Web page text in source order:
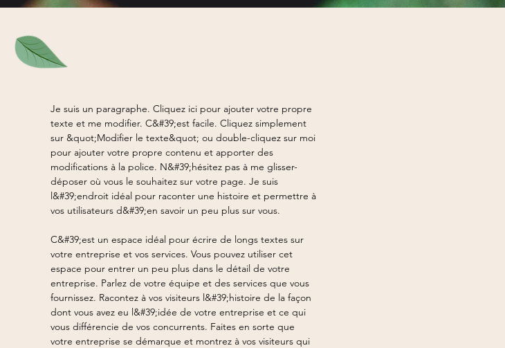
Je suis un paragraphe. Cliquez ici pour ajouter votre propre
texte et me modifier. C&#39;est facile. Cliquez simplement
sur &quot;Modifier le texte&quot; ou double-cliquez sur moi
pour ajouter votre propre contenu et apporter des
modifications à la police. N&#39;hésitez pas à me glisser-
déposer où vous le souhaitez sur votre page. Je suis
l&#39;endroit idéal pour raconter une histoire et permettre à
vos utilisateurs d&#39;en savoir un peu plus sur vous.
C&#39;est un espace idéal pour écrire de longs textes sur
votre entreprise et vos services. Vous pouvez utiliser cet
espace pour entrer un peu plus dans le détail de votre
entreprise. Parlez de votre équipe et des services que vous
fournissez. Racontez à vos visiteurs l&#39;histoire de la façon
dont vous avez eu l&#39;idée de votre entreprise et ce qui
vous différencie de vos concurrents. Faites en sorte que
votre entreprise se démarque et montrez à vos visiteurs qui